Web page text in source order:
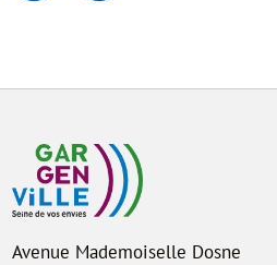
Avenue Mademoiselle Dosne